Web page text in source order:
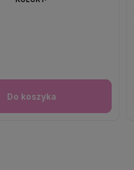
Do koszyka